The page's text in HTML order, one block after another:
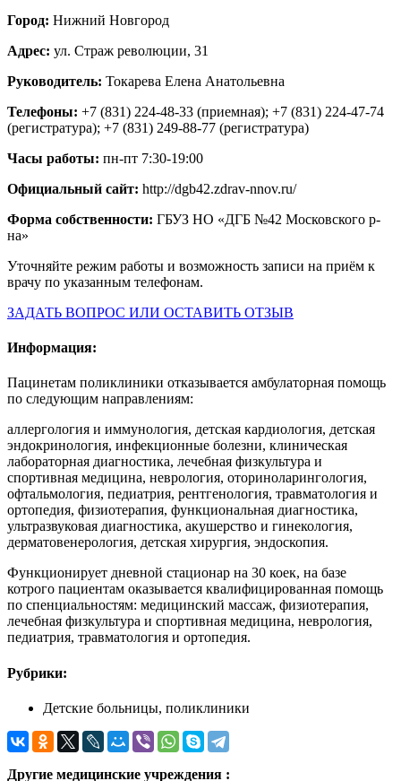
Город: Нижний Новгород
Адрес: ул. Страж революции, 31
Руководитель: Токарева Елена Анатольевна
Телефоны: +7 (831) 224-48-33 (приемная); +7 (831) 224-47-74
(регистратура); +7 (831) 249-88-77 (регистратура)
Часы работы: пн-пт 7:30-19:00
Официальный сайт: http://dgb42.zdrav-nnov.ru/
Форма собственности: ГБУЗ НО «ДГБ №42 Московского р-
на»
Уточняйте режим работы и возможность записи на приём к
врачу по указанным телефонам.
ЗАДАТЬ ВОПРОС ИЛИ ОСТАВИТЬ ОТЗЫВ
Информация:
Пацинетам поликлиники отказывается амбулаторная помощь
по следующим направлениям:
аллергология и иммунология, детская кардиология, детская
эндокринология, инфекционные болезни, клиническая
лабораторная диагностика, лечебная физкультура и
спортивная медицина, неврология, оториноларингология,
офтальмология, педиатрия, рентгенология, травматология и
ортопедия, физиотерапия, функциональная диагностика,
ультразвуковая диагностика, акушерство и гинекология,
дерматовенерология, детская хирургия, эндоскопия.
Функционирует дневной стационар на 30 коек, на базе
котрого пациентам оказывается квалифицированная помощь
по спенциальностям: медицинский массаж, физиотерапия,
лечебная физкультура и спортивная медицина, неврология,
педиатрия, травматология и ортопедия.
Рубрики:
Детские больницы, поликлиники
Другие медицинские учреждения :